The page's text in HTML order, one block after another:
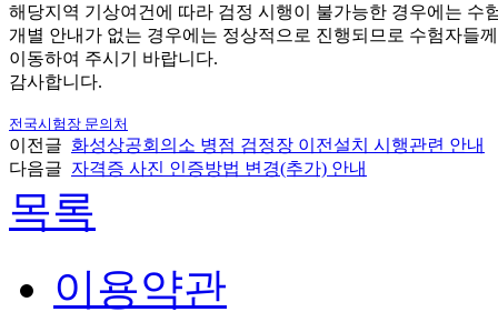
해당지역 기상여건에 따라 검정 시행이 불가능한 경우에는 수
개별 안내가 없는 경우에는 정상적으로 진행되므로 수험자들
이동하여 주시기 바랍니다.
감사합니다.
전국시험장 문의처
이전글 화성상공회의소 병점 검정장 이전설치 시행관련 안내
다음글 자격증 사진 인증방법 변경(추가) 안내
목록
이용약관